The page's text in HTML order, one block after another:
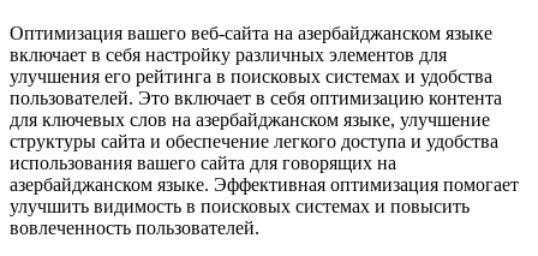
Оптимизация вашего веб-сайта на азербайджанском языке
включает в себя настройку различных элементов для
улучшения его рейтинга в поисковых системах и удобства
пользователей. Это включает в себя оптимизацию контента
для ключевых слов на азербайджанском языке, улучшение
структуры сайта и обеспечение легкого доступа и удобства
использования вашего сайта для говорящих на
азербайджанском языке. Эффективная оптимизация помогает
улучшить видимость в поисковых системах и повысить
вовлеченность пользователей.